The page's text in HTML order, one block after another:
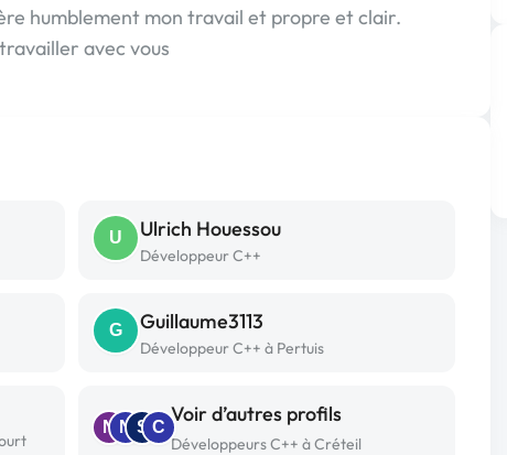
humblement mon travail et propre et clair.
avec vous
U Ulrich Houessou
Développeur C++
G Guillaume3113
Développeur C++ à Pertuis
N N S C
Voir d’autres profils
Développeurs C++ à Créteil